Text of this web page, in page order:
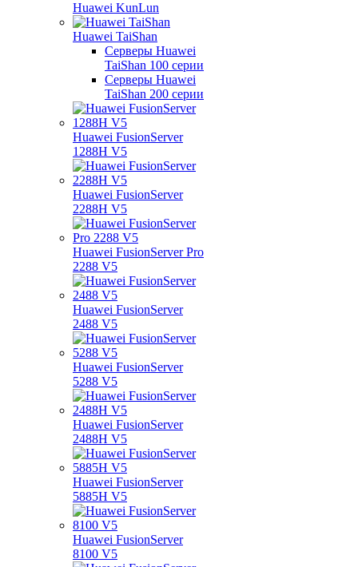
Huawei KunLun
Huawei TaiShan
Серверы Huawei
TaiShan 100 серии
Серверы Huawei
TaiShan 200 серии
Huawei FusionServer
1288H V5
Huawei FusionServer
2288H V5
Huawei FusionServer Pro
2288 V5
Huawei FusionServer
2488 V5
Huawei FusionServer
5288 V5
Huawei FusionServer
2488H V5
Huawei FusionServer
5885H V5
Huawei FusionServer
8100 V5